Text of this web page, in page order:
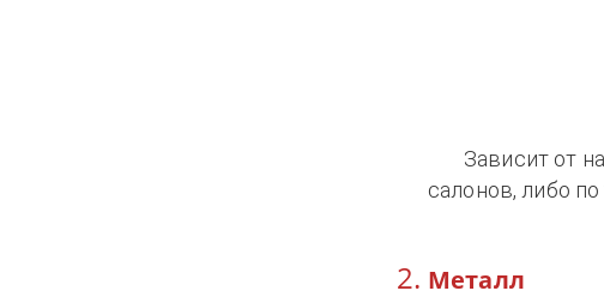
Зависит от
салонов, либо
Металл